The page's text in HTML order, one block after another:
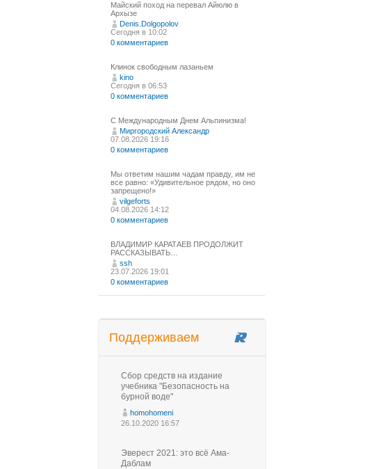
Майский поход на перевал Айюлю в
Архызе
Denis.Dolgopolov
Сегодня в 10:02
0 комментариев
Клинок свободным лазаньем
kino
Сегодня в 06:53
0 комментариев
С Международным Днем Альпинизма!⁠
Миргородский Александр
07.08.2026 19:16
0 комментариев
Мы ответим нашим чадам правду, им не
все равно: «Удивительное рядом, но оно
запрещено!»
vilgeforts
04.08.2026 14:12
0 комментариев
ВЛАДИМИР КАРАТАЕВ ПРОДОЛЖИТ
РАССКАЗЫВАТЬ…
ssh
23.07.2026 19:01
0 комментариев
Поддерживаем
Сбор средств на издание
учебника "Безопасность на
бурной воде"
homohomeni
26.10.2020 16:57
Эверест 2021: это всё Ама-
Даблам